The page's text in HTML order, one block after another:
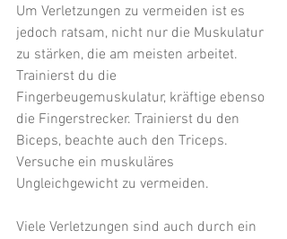
Um Verletzungen zu vermeiden ist es
jedoch ratsam, nicht nur die Muskulatur
zu stärken, die am meisten arbeitet.
Trainierst du die
Fingerbeugemuskulatur, kräftige ebenso
die Fingerstrecker. Trainierst du den
Biceps, beachte auch den Triceps.
Versuche ein muskuläres
Ungleichgewicht zu vermeiden.
Viele Verletzungen sind auch durch ein